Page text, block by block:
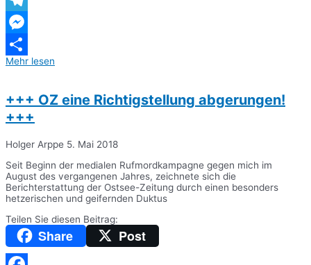
Telegram
Messenger
Teilen
Mehr lesen
+++ OZ eine Richtigstellung abgerungen!
+++
Holger Arppe 5. Mai 2018
Seit Beginn der medialen Rufmordkampagne gegen mich im
August des vergangenen Jahres, zeichnete sich die
Berichterstattung der Ostsee-Zeitung durch einen besonders
hetzerischen und geifernden Duktus
Teilen Sie diesen Beitrag:
Share Post